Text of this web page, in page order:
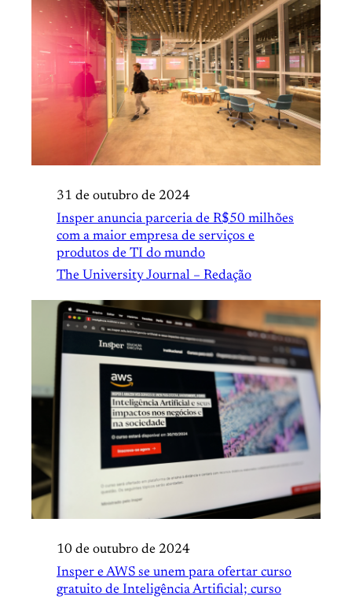
31 de outubro de 2024
Insper anuncia parceria de R$50 milhões
com a maior empresa de serviços e
produtos de TI do mundo
The University Journal – Redação
10 de outubro de 2024
Insper e AWS se unem para ofertar curso
gratuito de Inteligência Artificial; curso